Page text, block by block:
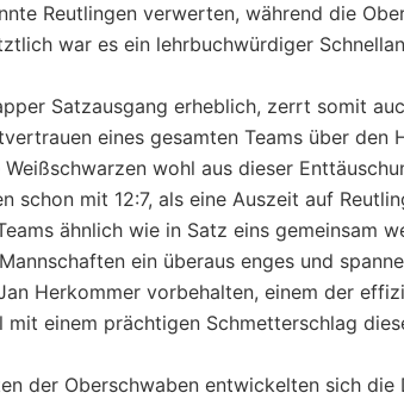
Reutlingen verwerten, während die
war es ein lehrbuchwürdiger
Satzausgang erheblich, zerrt somit
eines gesamten Teams über den
wohl aus dieser
mit 12:7, als eine Auszeit auf
ähnlich wie in Satz eins gemeinsam
ein überaus enges und
Herkommer vorbehalten, einem der
einem prächtigen Schmetterschlag
der Oberschwaben entwickelten sich die